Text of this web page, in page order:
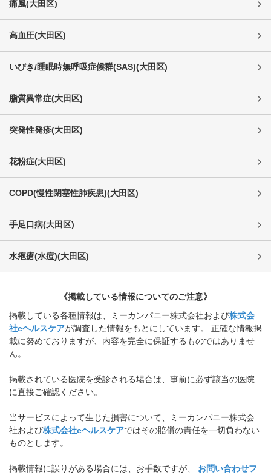
痛風(大田区)
高血圧(大田区)
いびき/睡眠時無呼吸症候群(SAS)(大田区)
脂質異常症(大田区)
突発性発疹(大田区)
花粉症(大田区)
COPD(慢性閉塞性肺疾患)(大田区)
手足口病(大田区)
水疱瘡(水痘)(大田区)
《掲載している情報についてのご注意》
掲載している各種情報は、ミーカンパニー株式会社および株式会
社eヘルスケアが調査した情報をもとにしています。 正確な情報掲
載に努めておりますが、内容を完全に保証するものではありませ
ん。
掲載されている医院を受診される場合は、事前に必ず該当の医院
に直接ご確認ください。
当サービスによって生じた損害について、ミーカンパニー株式会
社および株式会社eヘルスケアではその賠償の責任を一切負わない
ものとします。
掲載情報に誤りがある場合には、お手数ですが、
お問い合わせフ